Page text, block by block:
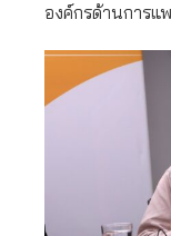
องค์กรด้านการแ